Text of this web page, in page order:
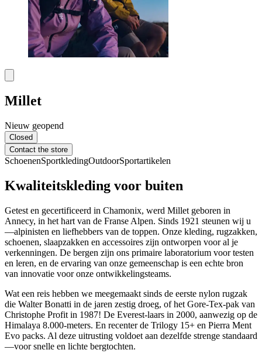
Millet
Nieuw geopend
Closed
Contact the store
SchoenenSportkledingOutdoorSportartikelen
Kwaliteitskleding voor buiten
Getest en gecertificeerd in Chamonix, werd Millet geboren in
Annecy, in het hart van de Franse Alpen. Sinds 1921 steunen wij u
—alpinisten en liefhebbers van de toppen. Onze kleding, rugzakken,
schoenen, slaapzakken en accessoires zijn ontworpen voor al je
verkenningen. De bergen zijn ons primaire laboratorium voor testen
en leren, en de ervaring van onze gemeenschap is een echte bron
van innovatie voor onze ontwikkelingsteams.
Wat een reis hebben we meegemaakt sinds de eerste nylon rugzak
die Walter Bonatti in de jaren zestig droeg, of het Gore-Tex-pak van
Christophe Profit in 1987! De Everest-laars in 2000, aanwezig op de
Himalaya 8.000-meters. En recenter de Trilogy 15+ en Pierra Ment
Evo packs. Al deze uitrusting voldoet aan dezelfde strenge standaard
—voor snelle en lichte bergtochten.